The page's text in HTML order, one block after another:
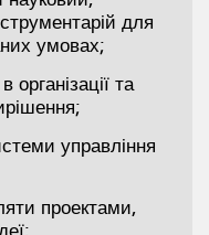
для
умовах;
організації та
управління
проектами,